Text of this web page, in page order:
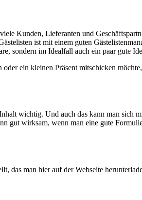
Kunden, Lieferanten und
ist mit einem guten
sondern im Idealfall auch ein paar gute
ein kleinen Präsent mitschicken
wichtig. Und auch das kann man sich
gut wirksam, wenn man eine gute
das man hier auf der Webseite